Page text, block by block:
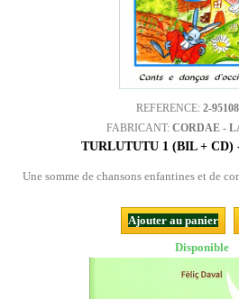
REFERENCE: 2-
FABRICANT: CORDAE -
TURLUTUTU 1 (BIL + CD)
Une somme de chansons enfantines et de
Ajouter au panier
Disponible